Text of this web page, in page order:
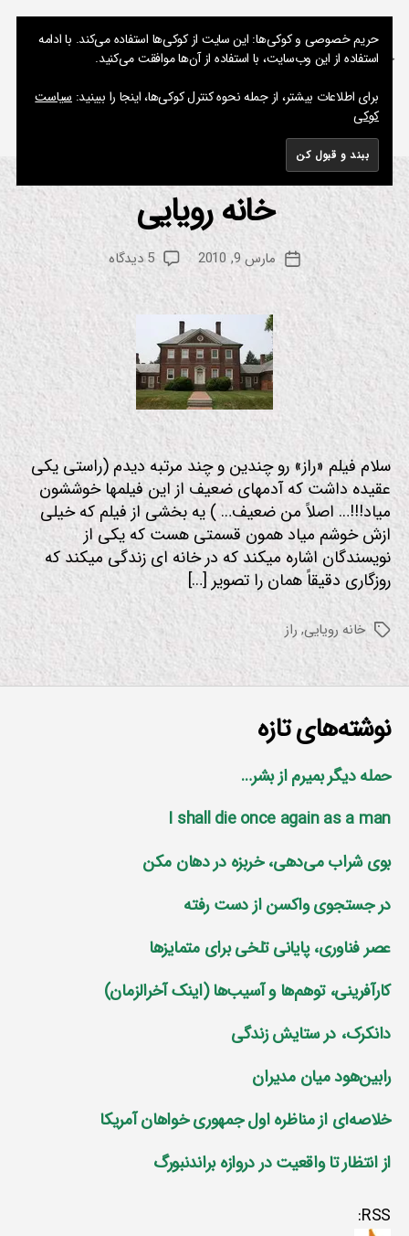
جستجو
نوشته های پراکنده یک مسعود
دسته‌هانک
جا
ل
خانه رویایی
نویسنده
نوشته
م
س
ع
تاریخمارس 9, 2010 5 دیدگاه
برای
خانه
سلام فیلم «راز» رو چندین و چند مرتبه دیدم (راستی یكی
عقیده داشت كه آدمهای ضعیف از این فیلمها خوششون
میاد!!!… اصلاً من ضعیف… ) یه بخشی از فیلم كه خیلی
ازش خوشم میاد همون قسمتی هست كه یكی از
نویسندگان اشاره میكند كه در خانه ای زندگی میكند كه
روزگاری دقیقاً همان را تصویر […]
برچسب‌هاخانه رویایی, راز
نوشته‌های تازه
حمله دیگر بمیرم از بشر…
I shall die once again as a man
بوی شراب می‌دهی، خربزه در دهان مکن
در جستجوی واکسن از دست رفته
عصر فناوری، پایانی تلخی برای متمایز‌ها
کارآفرینی، توهم‌ها و آسیب‌ها (اینک آخرالزمان)
دانکرک، در ستایش زندگی
رابین‌هود میان مدیران
خلاصه‌ای از مناظره اول جمهوری خواهان آمریکا
از انتظار تا واقعیت در دروازه براندنبورگ
RSS:
حریم خصوصی و کوکی‌ها: این سایت از کوکی‌ها استفاده می‌کند. با ادامه
استفاده از این وب‌سایت، با استفاده از آن‌ها موافقت می‌کنید.
برای اطلاعات بیشتر، از جمله نحوه کنترل کوکی‌ها، اینجا را ببینید: سیاست
کوکی